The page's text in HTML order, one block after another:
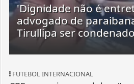
'Dignidade não é
advogado de
Tirullipa ser
FUTEBOL INTERNACIONAL